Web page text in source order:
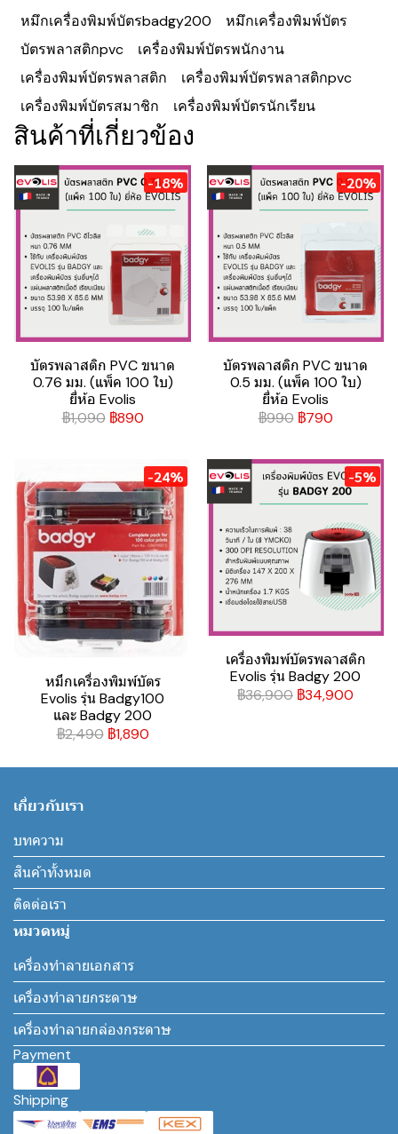
หมึกเครื่องพิมพ์บัตรbadgy200
หมึกเครื่องพิมพ์บัตร
บัตรพลาสติกpvc
เครื่องพิมพ์บัตรพนักงาน
เครื่องพิมพ์บัตรพลาสติก
เครื่องพิมพ์บัตรพลาสติกpvc
เครื่องพิมพ์บัตรสมาชิก
เครื่องพิมพ์บัตรนักเรียน
สินค้าที่เกี่ยวข้อง
-18%
บัตรพลาสติก PVC ขนาด
0.76 มม. (แพ็ค 100 ใบ)
ยี่ห้อ Evolis
฿1,090 ฿890
-20%
บัตรพลาสติก PVC ขนาด
0.5 มม. (แพ็ค 100 ใบ)
ยี่ห้อ Evolis
฿990 ฿790
-24%
หมึกเครื่องพิมพ์บัตร
Evolis รุ่น Badgy100
และ Badgy 200
฿2,490 ฿1,890
-5%
เครื่องพิมพ์บัตรพลาสติก
Evolis รุ่น Badgy 200
฿36,900 ฿34,900
เกี่ยวกับเรา
บทความ
สินค้าทั้งหมด
ติดต่อเรา
หมวดหมู่
เครื่องทำลายเอกสาร
เครื่องทำลายกระดาษ
เครื่องทำลายกล่องกระดาษ
Payment
Shipping